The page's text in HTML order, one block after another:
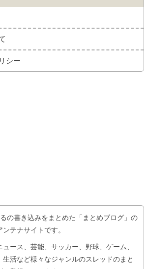
シー
の書き込みをまとめた「まとめブログ」の
テナサイトです。
ース、芸能、サッカー、野球、ゲーム、
活など様々なジャンルのスレッドのまと